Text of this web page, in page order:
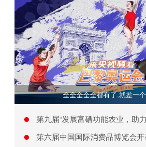
全全全全全都有了,就差一